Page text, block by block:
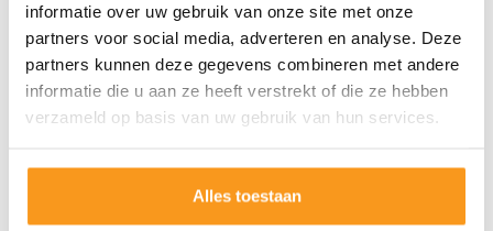
informatie over uw gebruik van onze site met onze
partners voor social media, adverteren en analyse. Deze
partners kunnen deze gegevens combineren met andere
informatie die u aan ze heeft verstrekt of die ze hebben
verzameld op basis van uw gebruik van hun services.
Alles toestaan